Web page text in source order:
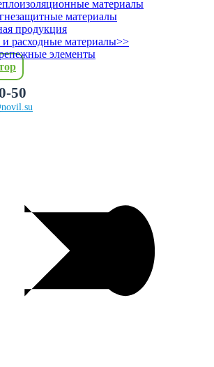
материалы
материалы
продукция
расходные материалы>>
элементы
50